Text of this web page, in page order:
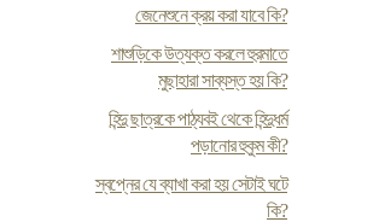
জেনেশুনে ক্রয় করা যাবে কি?
শাশুড়িকে উত্যক্ত করলে হুরমাতে
মুছাহারা সাব্যস্ত হয় কি?
হিন্দু ছাত্রকে পাঠ্যবই থেকে হিন্দুধর্ম
পড়ানোর হুকুম কী?
স্বপ্নের যে ব্যাখা করা হয় সেটাই ঘটে
কি?